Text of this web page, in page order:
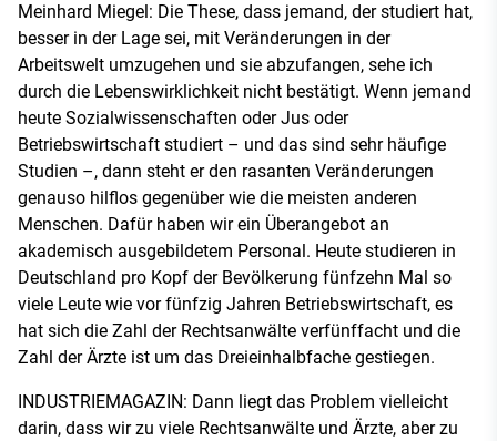
Meinhard Miegel: Die These, dass jemand, der studiert hat,
besser in der Lage sei, mit Veränderungen in der
Arbeitswelt umzugehen und sie abzufangen, sehe ich
durch die Lebenswirklichkeit nicht bestätigt. Wenn jemand
heute Sozialwissenschaften oder Jus oder
Betriebswirtschaft studiert – und das sind sehr häufige
Studien –, dann steht er den rasanten Veränderungen
genauso hilflos gegenüber wie die meisten anderen
Menschen. Dafür haben wir ein Überangebot an
akademisch ausgebildetem Personal. Heute studieren in
Deutschland pro Kopf der Bevölkerung fünfzehn Mal so
viele Leute wie vor fünfzig Jahren Betriebswirtschaft, es
hat sich die Zahl der Rechtsanwälte verfünffacht und die
Zahl der Ärzte ist um das Dreieinhalbfache gestiegen.
INDUSTRIEMAGAZIN: Dann liegt das Problem vielleicht
darin, dass wir zu viele Rechtsanwälte und Ärzte, aber zu